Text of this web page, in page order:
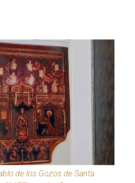
de los Gozos de Santa